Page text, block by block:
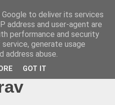
95 -
: Karaté,
to deliver its services
address and user-agent are
performance and security
generate usage
abuse.
GOT IT